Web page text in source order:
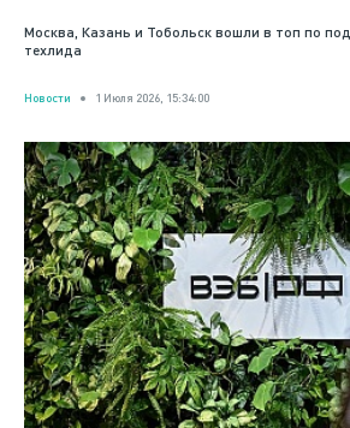
Москва, Казань и Тобольск вошли в топ по
техлида
Новости 1 Июля 2026, 15:34:00